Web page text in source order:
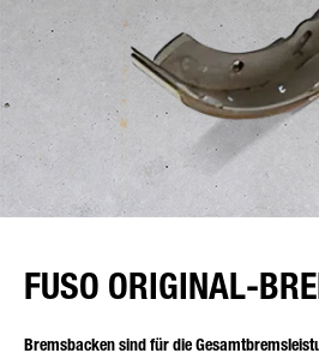
FUSO ORIGINAL-
Bremsbacken sind für die